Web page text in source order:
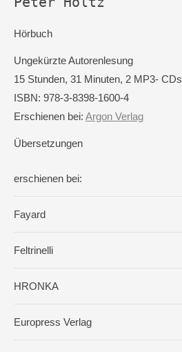
Hörbuch
Ungekürzte Autorenlesung
15 Stunden, 31 Minuten, 2 MP3- CDs
ISBN: 978-3-8398-1600-4
Erschienen bei: Argon Verlag
Übersetzungen
erschienen bei:
Fayard
Feltrinelli
HRONKA
Europress Verlag